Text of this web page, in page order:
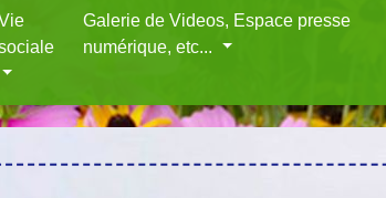
Galerie de Videos, Espace presse
numérique, etc...